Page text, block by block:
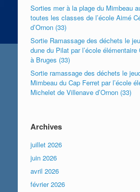
Sorties mer à la plage du Mimbeau
toutes les classes de l’école Aimé
d’Ornon (33)
Sortie Ramassage des déchets le
dune du Pilat par l’école
à Bruges (33)
Sortie ramassage des déchets le
Mimbeau du Cap Ferret par l’école
Michelet de Villenave d’Ornon (33)
Archives
juillet 2026
juin 2026
avril 2026
février 2026